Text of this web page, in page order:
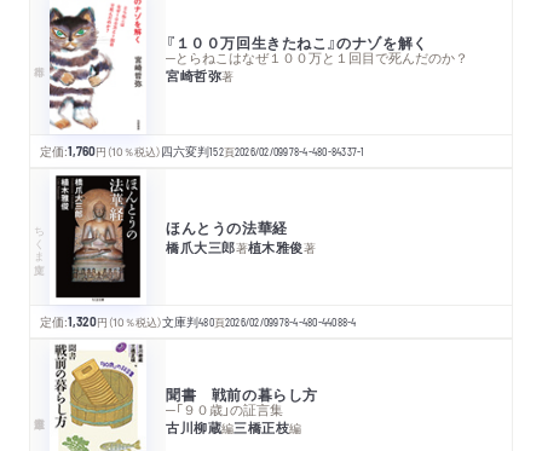
『１００万回生きたねこ』のナゾを解く
─とらねこはなぜ１００万と１回目で死んだのか？
宮崎哲弥著
定価:1,760円 （10％税込）四六変判152頁2026/02/09978-4-480-84337-1
ちくま文庫 ほんとうの法華経
橋爪大三郎著植木雅俊著
定価:1,320円 （10％税込）文庫判480頁2026/02/09978-4-480-44088-4
聞書 戦前の暮らし方
─「９０歳」の証言集
古川柳蔵編三橋正枝編